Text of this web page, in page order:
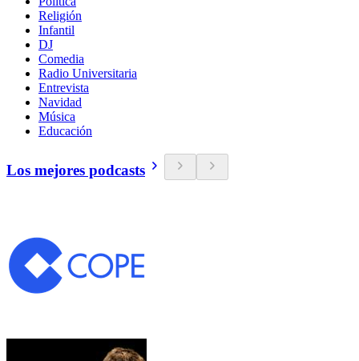
Religión
Infantil
DJ
Comedia
Radio Universitaria
Entrevista
Navidad
Música
Educación
Los mejores podcasts